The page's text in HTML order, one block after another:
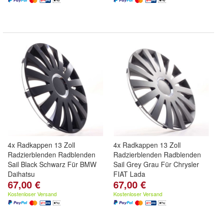
4x Radkappen 13 Zoll
Radzierblenden Radblenden
Sail Black Schwarz Für BMW
Daihatsu
67,00 €
Kostenloser Versand
4x Radkappen 13 Zoll
Radzierblenden Radblenden
Sail Grey Grau Für Chrysler
FIAT Lada
67,00 €
Kostenloser Versand